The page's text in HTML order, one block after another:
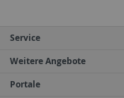
Service
Weitere Angebote
Portale